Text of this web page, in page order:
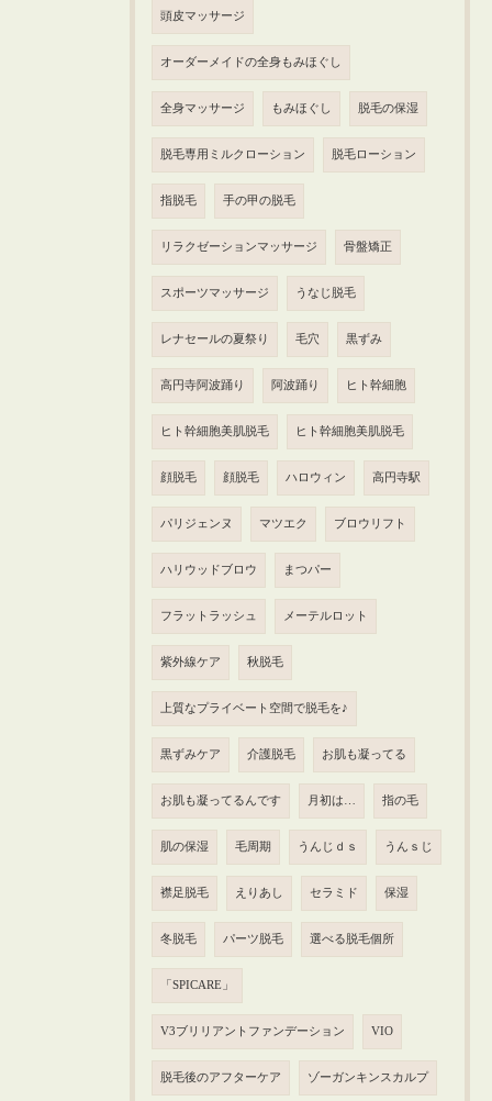
頭皮マッサージ
オーダーメイドの全身もみほぐし
全身マッサージ もみほぐし 脱毛の保湿
脱毛専用ミルクローション 脱毛ローション
指脱毛 手の甲の脱毛
リラクゼーションマッサージ 骨盤矯正
スポーツマッサージ うなじ脱毛
レナセールの夏祭り 毛穴 黒ずみ
高円寺阿波踊り 阿波踊り ヒト幹細胞
ヒト幹細胞美肌脱毛 ヒト幹細胞美肌脱毛
顔脱毛 顔脱毛 ハロウィン 高円寺駅
パリジェンヌ マツエク ブロウリフト
ハリウッドブロウ まつパー
フラットラッシュ メーテルロット
紫外線ケア 秋脱毛
上質なプライベート空間で脱毛を♪
黒ずみケア 介護脱毛 お肌も凝ってる
お肌も凝ってるんです 月初は… 指の毛
肌の保湿 毛周期 うんじｄｓ うんｓじ
襟足脱毛 えりあし セラミド 保湿
冬脱毛 パーツ脱毛 選べる脱毛個所
「SPICARE」
V3ブリリアントファンデーション VIO
脱毛後のアフターケア ゾーガンキンスカルプ